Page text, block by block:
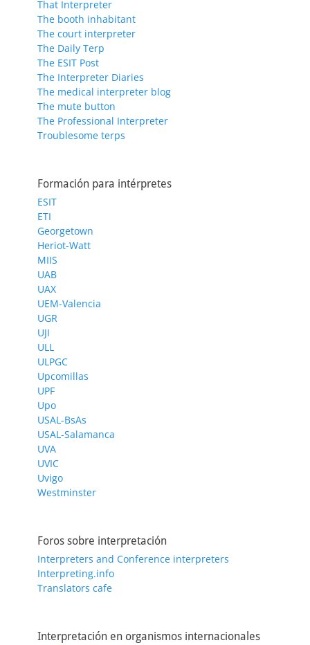
That Interpreter
The booth inhabitant
The court interpreter
The Daily Terp
The ESIT Post
The Interpreter Diaries
The medical interpreter blog
The mute button
The Professional Interpreter
Troublesome terps
Formación para intérpretes
ESIT
ETI
Georgetown
Heriot-Watt
MIIS
UAB
UAX
UEM-Valencia
UGR
UJI
ULL
ULPGC
Upcomillas
UPF
Upo
USAL-BsAs
USAL-Salamanca
UVA
UVIC
Uvigo
Westminster
Foros sobre interpretación
Interpreters and Conference interpreters
Interpreting.info
Translators cafe
Interpretación en organismos internacionales